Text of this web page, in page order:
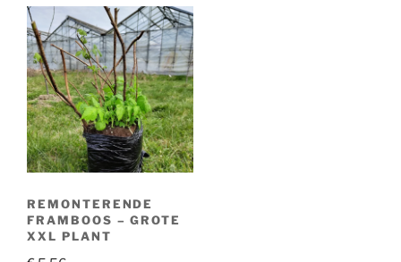
REMONTERENDE
FRAMBOOS – GROTE
XXL PLANT